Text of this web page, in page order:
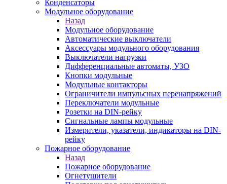
Конденсаторы
Модульное оборудование
Назад
Модульное оборудование
Автоматические выключатели
Аксессуары модульного оборудования
Выключатели нагрузки
Дифференциальные автоматы, УЗО
Кнопки модульные
Модульные контакторы
Ограничители импульсных перенапряжений
Переключатели модульные
Розетки на DIN-рейку
Сигнальные лампы модульные
Измерители, указатели, индикаторы на DIN-
рейку
Пожарное оборудование
Назад
Пожарное оборудование
Огнетушители